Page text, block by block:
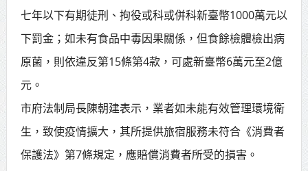
七年以下有期徒刑、拘役或科或併科新臺幣1000萬元以
下罰金；如未有食品中毒因果關係，但食餘檢體檢出病
原菌，則依違反第15條第4款，可處新臺幣6萬元至2億
元。
市府法制局長陳朝建表示，業者如未能有效管理環境衛
生，致使疫情擴大，其所提供旅宿服務未符合《消費者
保護法》第7條規定，應賠償消費者所受的損害。